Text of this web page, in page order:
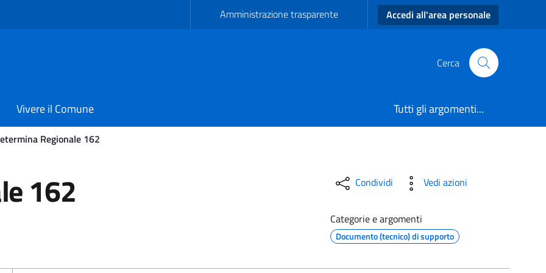
Amministrazione trasparente Accedi all'area personale
Cerca
Vivere il Comune
Tutti gli argomenti...
Regionale 162
- Comune di Avetrana
162 Condividi Vedi azioni
Categorie e argomenti
Documento (tecnico) di supporto